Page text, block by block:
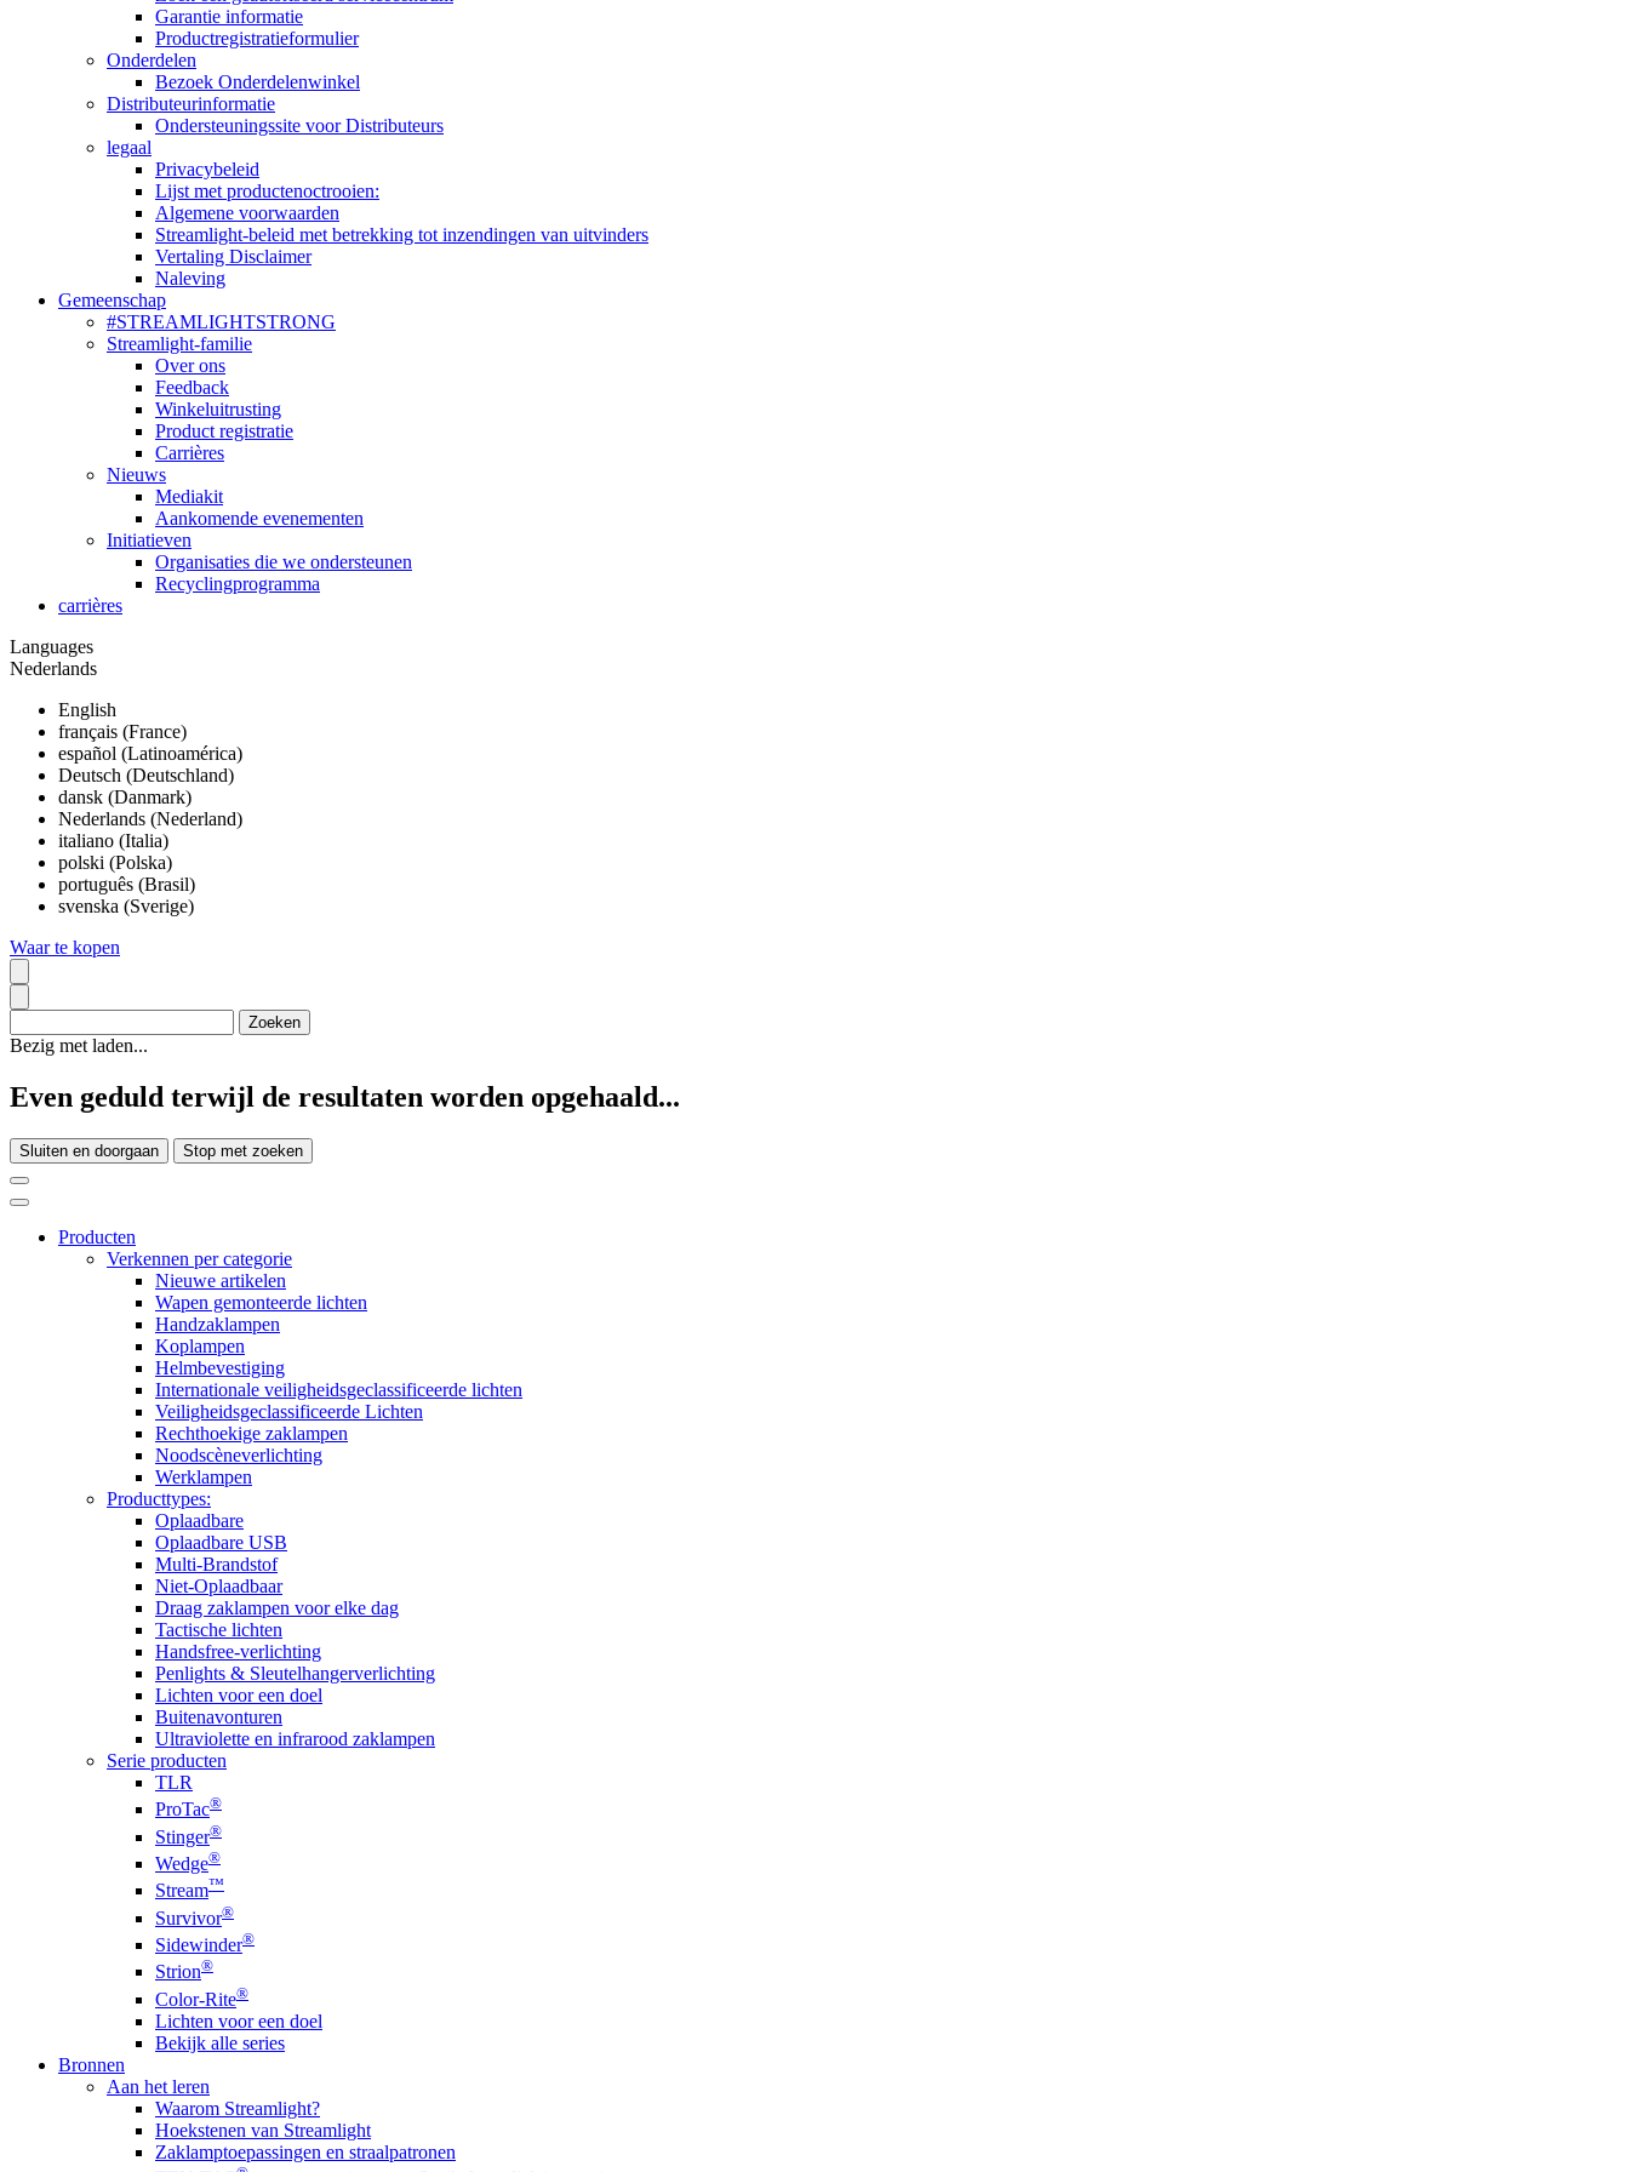
Garantie informatie
Productregistratieformulier
Onderdelen
Bezoek Onderdelenwinkel
Distributeurinformatie
Ondersteuningssite voor Distributeurs
legaal
Privacybeleid
Lijst met productenoctrooien:
Algemene voorwaarden
Streamlight-beleid met betrekking tot inzendingen van uitvinders
Vertaling Disclaimer
Naleving
Gemeenschap
#STREAMLIGHTSTRONG
Streamlight-familie
Over ons
Feedback
Winkeluitrusting
Product registratie
Carrières
Nieuws
Mediakit
Aankomende evenementen
Initiatieven
Organisaties die we ondersteunen
Recyclingprogramma
carrières
Languages
Nederlands
English
français (France)
español (Latinoamérica)
Deutsch (Deutschland)
dansk (Danmark)
Nederlands (Nederland)
italiano (Italia)
polski (Polska)
português (Brasil)
svenska (Sverige)
Waar te kopen
Bezig met laden...
Even geduld terwijl de resultaten worden opgehaald...
Sluiten en doorgaan Stop met zoeken
Producten
Verkennen per categorie
Nieuwe artikelen
Wapen gemonteerde lichten
Handzaklampen
Koplampen
Helmbevestiging
Internationale veiligheidsgeclassificeerde lichten
Veiligheidsgeclassificeerde Lichten
Rechthoekige zaklampen
Noodscèneverlichting
Werklampen
Producttypes:
Oplaadbare
Oplaadbare USB
Multi-Brandstof
Niet-Oplaadbaar
Draag zaklampen voor elke dag
Tactische lichten
Handsfree-verlichting
Penlights & Sleutelhangerverlichting
Lichten voor een doel
Buitenavonturen
Ultraviolette en infrarood zaklampen
Serie producten
TLR
ProTac®
Stinger®
Wedge®
Stream™
Survivor®
Sidewinder®
Strion®
Color-Rite®
Lichten voor een doel
Bekijk alle series
Bronnen
Aan het leren
Waarom Streamlight?
Hoekstenen van Streamlight
Zaklamptoepassingen en straalpatronen